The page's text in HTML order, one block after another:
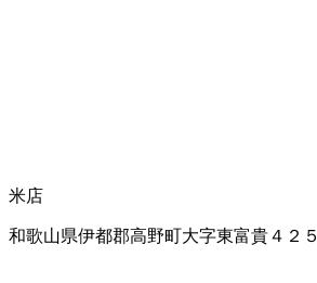
米店
和歌山県伊都郡高野町大字東富貴４２５